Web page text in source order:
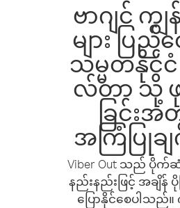
ဗာဂျင် က
များ ပြည်
သမ္မတနိုင်ငံ
လ်တာ သို့ ဖု
ခြင်း
အကြံပြုချ
Viber Out သည် ပို
နည်းနည်းဖြင့် အချိန် ပို
ပြောနိုင်စေပါသည်